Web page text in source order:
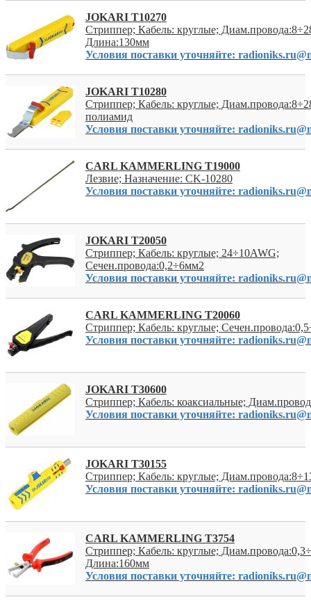
JOKARI T10270
Стриппер; Кабель: круглые;
Длина:130мм
Условия поставки уточняйте:
JOKARI T10280
Стриппер; Кабель: круглые;
полиамид
Условия поставки уточняйте:
CARL KAMMERLING T19000
Лезвие; Назначение: CK-10280
Условия поставки уточняйте:
JOKARI T20050
Стриппер; Кабель: круглые; 24÷10AWG;
Сечен.провода:0,2÷6мм2
Условия поставки уточняйте:
CARL KAMMERLING T20060
Стриппер; Кабель: круглые;
Условия поставки уточняйте:
JOKARI T30600
Стриппер; Кабель: коаксиальные;
Условия поставки уточняйте:
JOKARI T30155
Стриппер; Кабель: круглые;
Условия поставки уточняйте:
CARL KAMMERLING T3754
Стриппер; Кабель: круглые;
Длина:160мм
Условия поставки уточняйте: